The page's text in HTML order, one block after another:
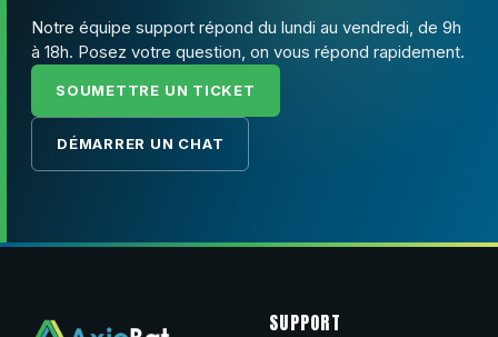
Notre équipe support répond du lundi au vendredi, de 9h
à 18h. Posez votre question, on vous répond rapidement.
SOUMETTRE UN TICKET
DÉMARRER UN CHAT
SUPPORT